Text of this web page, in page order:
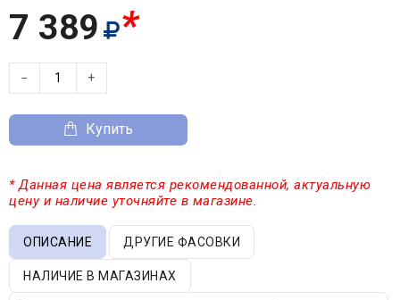
7 389 *
− +
Купить
* Данная цена является рекомендованной, актуальную
цену и наличие уточняйте в магазине.
ОПИСАНИЕ ДРУГИЕ ФАСОВКИ
НАЛИЧИЕ В МАГАЗИНАХ